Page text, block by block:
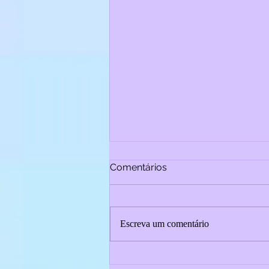
Comentários
Escreva um comentário